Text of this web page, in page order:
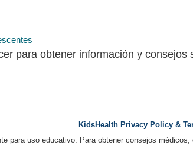
para obtener información y
KidsHealth Privacy Policy &
para uso educativo. Para obtener consejos